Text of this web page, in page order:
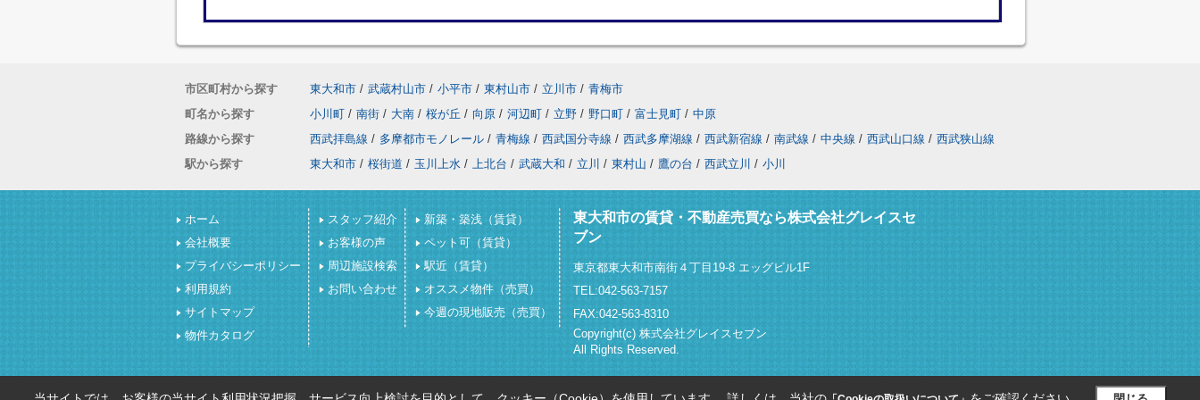
市区町村から探す 東大和市 / 武蔵村山市 / 小平市 / 東村山市 / 立川市 / 青梅市
町名から探す
小川町 / 南街 / 大南 / 桜が丘 / 向原 / 河辺町 / 立野 / 野口町 / 富士見町 / 中原
路線から探す
西武拝島線 / 多摩都市モノレール / 青梅線 / 西武国分寺線 / 西武多摩湖線 / 西武新宿線 / 南武線 / 中央線 / 西武山口線 / 西武狭山線
駅から探す
東大和市 / 桜街道 / 玉川上水 / 上北台 / 武蔵大和 / 立川 / 東村山 / 鷹の台 / 西武立川 / 小川
ホーム
会社概要
プライバシーポリシー
利用規約
サイトマップ
物件カタログ
スタッフ紹介
お客様の声
周辺施設検索
お問い合わせ
新築・築浅（賃貸）
ペット可（賃貸）
駅近（賃貸）
オススメ物件（売買）
今週の現地販売（売買）
東大和市の賃貸・不動産売買なら株式会社グレイスセ
ブン
東京都東大和市南街４丁目19-8 エッグビル1F
TEL:042-563-7157
FAX:042-563-8310
Copyright(c) 株式会社グレイスセブン
All Rights Reserved.